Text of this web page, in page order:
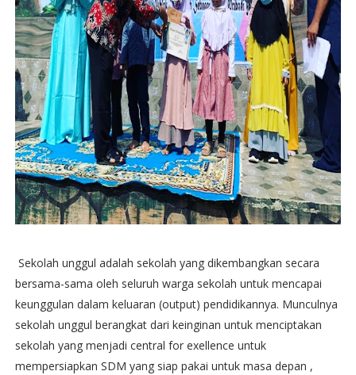
Sekolah unggul adalah sekolah yang dikembangkan secara
bersama-sama oleh seluruh warga sekolah untuk mencapai
keunggulan dalam keluaran (output) pendidikannya. Munculnya
sekolah unggul berangkat dari keinginan untuk menciptakan
sekolah yang menjadi central for exellence untuk
mempersiapkan SDM yang siap pakai untuk masa depan ,